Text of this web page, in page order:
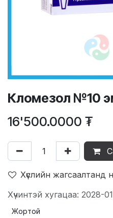
Кломезол №10
16'500.0000 ₮
Хүслийн жагсаалтанд
Хүчинтэй хугацаа: 2028-
Жортой